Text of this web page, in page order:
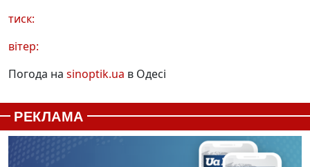
тиск:
вітер:
Погода на sinoptik.ua в Одесі
РЕКЛАМА